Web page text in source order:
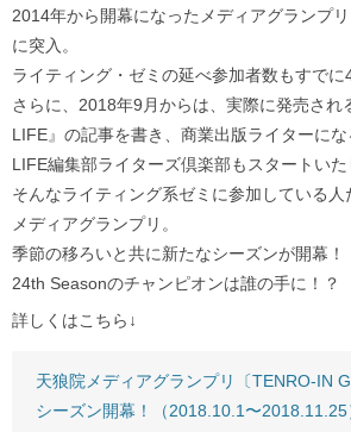
2014年から開幕になったメディアグランプ
に突入。
ライティング・ゼミの延べ参加者数もすでに
さらに、2018年9月からは、実際に発売され
LIFE』の記事を書き、商業出版ライターに
LIFE編集部ライターズ倶楽部もスタートいた
そんなライティング系ゼミに参加している人
メディアグランプリ。
季節の移ろいと共に新たなシーズンが開幕！
24th Seasonのチャンピオンは誰の手に！？
詳しくはこちら↓
天狼院メディアグランプリ〔TENRO-IN
シーズン開幕！（2018.10.1〜2018.11.25